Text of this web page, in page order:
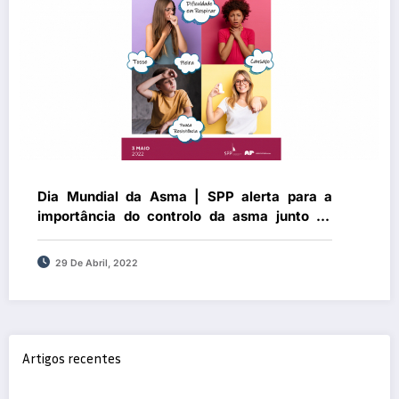
Dia Mundial da Asma | SPP alerta para a
importância do controlo da asma junto dá
população mais jovem
29 De Abril, 2022
Artigos recentes